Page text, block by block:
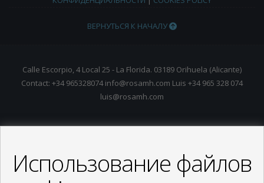
ВЕРНУТЬСЯ К НАЧАЛУ
Calle Escorpio, 4 Local 25 - La Florida. 03189 Orihuela (Alicante)
Contact: +34 965328074 info@rosamh.com Luis +34 965 328 074
luis@rosamh.com
Использование файлов